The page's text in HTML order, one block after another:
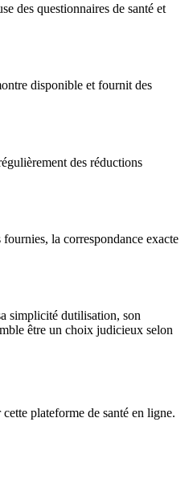
des questionnaires de santé et
disponible et fournit des
des réductions
la correspondance exacte
simplicité dutilisation, son
être un choix judicieux selon
plateforme de santé en ligne.